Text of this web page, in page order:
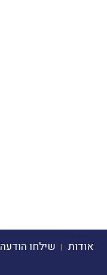
אודות שילחו הודעה